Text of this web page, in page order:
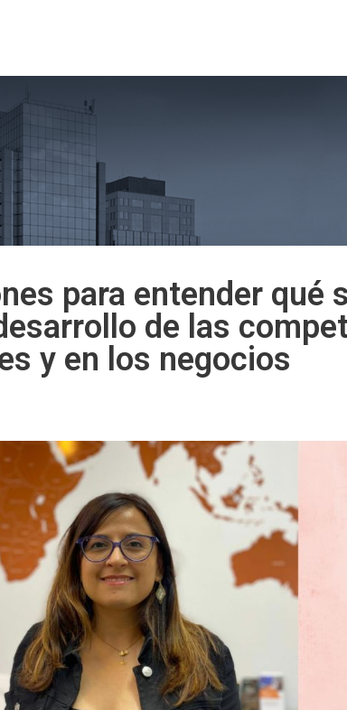
para entender qué
de las
y en los negocios